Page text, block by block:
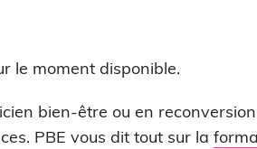
le moment disponible.
bien-être ou en
PBE vous dit tout sur la